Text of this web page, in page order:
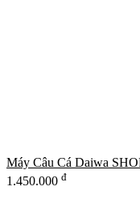
Máy Câu Cá Daiwa
1.450.000 đ